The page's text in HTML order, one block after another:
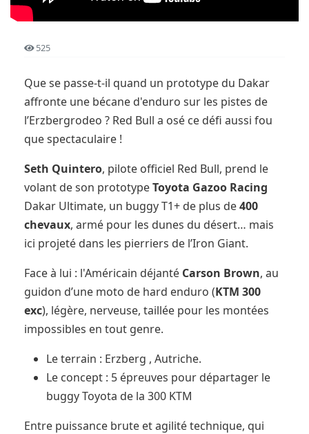
525
Que se passe-t-il quand un prototype du Dakar
affronte une bécane d'enduro sur les pistes de
l’Erzbergrodeo ? Red Bull a osé ce défi aussi fou
que spectaculaire !
Seth Quintero, pilote officiel Red Bull, prend le
volant de son prototypeToyota Gazoo Racing
Dakar Ultimate, un buggy T1+ de plus de400
chevaux, armé pour les dunes du désert… mais
ici projeté dans les pierriers de l’Iron Giant.
Face à lui : l'Américain déjanté Carson Brown, au
guidon d’une moto de hard enduro (KTM 300
exc), légère, nerveuse, taillée pour les montées
impossibles en tout genre.
Le terrain : Erzberg , Autriche.
Le concept : 5 épreuves pour départager le
buggy Toyota de la 300 KTM
Entre puissance brute et agilité technique, qui